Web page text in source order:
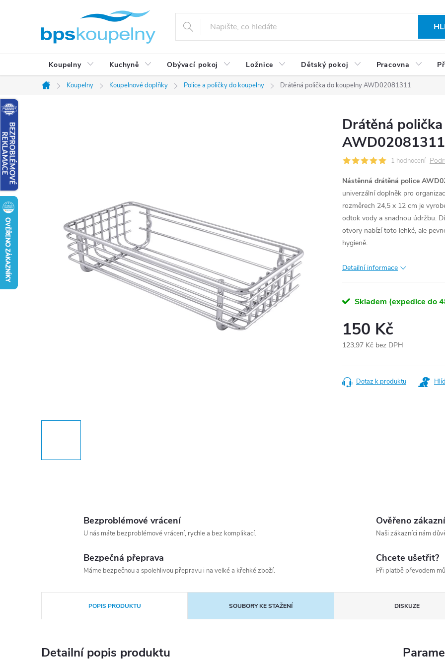
Koupelny Kuchyně Obývací pokoj Ložnice Dětský pokoj Pracovna
Domů
Koupelny Koupelnové doplňky Police a poličky do koupelny Drátěná polička do koupelny AWD02081311
Drátěná
AWD02081311
1 hodnocení
Nástěnná drátěná police
univerzální doplněk pro
rozměrech 24,5 x 12 cm je
odtok vody a snadnou údržbu.
otvory nabízí toto lehké, ale
hygieně.
Detailní informace
Skladem (expedice do
150 Kč
123,97 Kč bez DPH
cena:
Dotaz k produktu
Bezproblémové vrácení
U nás máte bezproblémové vrácení, rychle a bez komplikací.
Ověřeno
Naši zákazníci nám
Bezpečná přeprava
Máme bezpečnou a spolehlivou přepravu i na velké a křehké zboží.
Chcete ušetřit?
Při platbě převodem
POPIS PRODUKTU SOUBORY KE STAŽENÍ DISKUZE
Detailní popis produktu